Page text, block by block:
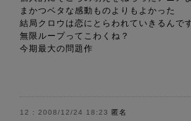
まかつベタな感動ものよりもよかった
結局クロウは恋にとらわれていきるんで
無限ループってこわくね？
今期最大の問題作
2008/12/24 18:23 匿名